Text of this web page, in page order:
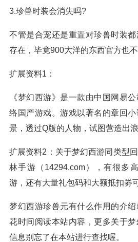
3.珍兽时装会消失吗?
不管是合宠还是重置对珍兽时装
存在，毕竟900大洋的东西官方也
扩展资料1：
《梦幻西游》是一款由中国网易
络国产游戏。游戏以著名的章回
景，透过Q版的人物，试图营造出
扩展资料2：关于梦幻西游同类型
林手游（14294.com），有很多
游，还有大量礼包码和大额抵扣劵
梦幻西游珍兽元有什么作用的介
花时间阅读本站内容，更多关于
信息别忘了在本站进行查找喔。